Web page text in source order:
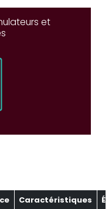
et
Caractéristiques